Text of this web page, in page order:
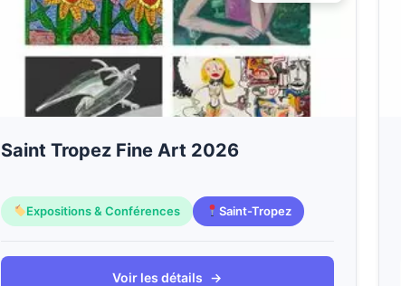
Saint Tropez Fine Art 2026
Expositions & Conférences Saint-Tropez
Voir les détails →